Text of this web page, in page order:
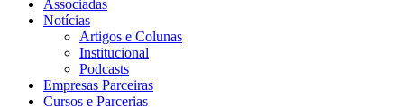
Associadas
Notícias
Artigos e Colunas
Institucional
Podcasts
Empresas Parceiras
Cursos e Parcerias